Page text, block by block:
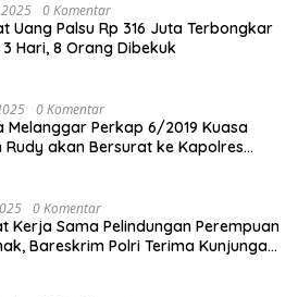
0 Komentar
Uang Palsu Rp 316 Juta Terbongkar
Hari, 8 Orang Dibekuk
0 Komentar
Melanggar Perkap 6/2019 Kuasa
Rudy akan Bersurat ke Kapolres
0 Komentar
Kerja Sama Pelindungan Perempuan
Bareskrim Polri Terima Kunjungan